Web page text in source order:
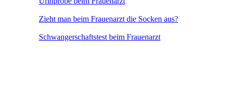
Zieht man beim Frauenarzt die Socken aus?
Schwangerschaftstest beim Frauenarzt